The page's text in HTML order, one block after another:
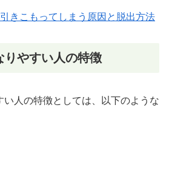
きこもってしまう原因と脱出方法
りやすい人の特徴
い人の特徴としては、以下のような